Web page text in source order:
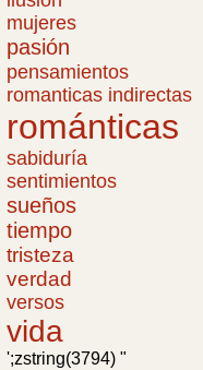
mujeres
pasión
pensamientos
romanticas indirectas
románticas
sabiduría
sentimientos
sueños
tiempo
tristeza
verdad
versos
vida
';zstring(3794) "